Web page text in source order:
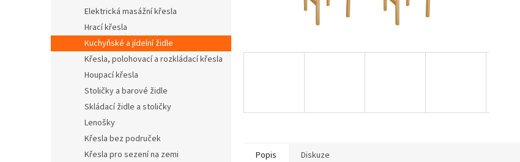
Elektrická masážní křesla
Hrací křesla
Kuchyňské a jídelní židle
Křesla, polohovací a rozkládací křesla
Houpací křesla
Stoličky a barové židle
Skládací židle a stoličky
Lenošky
Křesla bez područek
Křesla pro sezení na zemi
Popis Diskuze